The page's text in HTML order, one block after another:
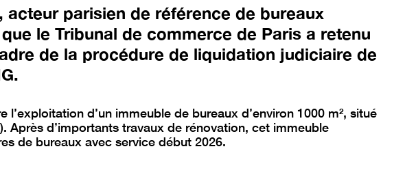
acteur parisien de référence de bureaux
le Tribunal de commerce de Paris a retenu
de la procédure de liquidation judiciaire de
d’un immeuble de bureaux d’environ 1000 m², situé
Après d’importants travaux de rénovation, cet immeuble
de bureaux avec service début 2026.